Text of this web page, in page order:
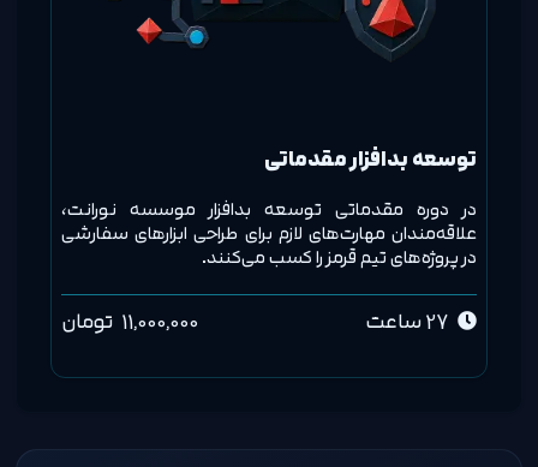
توسعه بدافزار مقدماتی
در دوره مقدماتی توسعه بدافزار موسسه نورانت،
علاقه‌مندان مهارت‌های لازم برای طراحی ابزارهای سفارشی
در پروژه‌های تیم قرمز را کسب می‌کنند.
27 ساعت 11,000,000 تومان